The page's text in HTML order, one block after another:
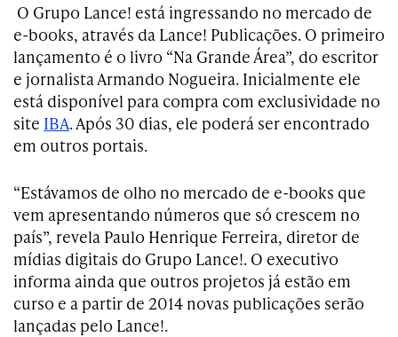
O Grupo Lance! está ingressando no mercado de
e-books, através da Lance! Publicações. O primeiro
lançamento é o livro “Na Grande Área”, do escritor
e jornalista Armando Nogueira. Inicialmente ele
está disponível para compra com exclusividade no
site IBA. Após 30 dias, ele poderá ser encontrado
em outros portais.
“Estávamos de olho no mercado de e-books que
vem apresentando números que só crescem no
país”, revela Paulo Henrique Ferreira, diretor de
mídias digitais do Grupo Lance!. O executivo
informa ainda que outros projetos já estão em
curso e a partir de 2014 novas publicações serão
lançadas pelo Lance!.